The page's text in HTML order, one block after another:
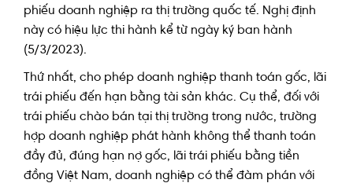
phiếu doanh nghiệp ra thị trường quốc tế. Nghị định
này có hiệu lực thi hành kể từ ngày ký ban hành
(5/3/2023).
Thứ nhất, cho phép doanh nghiệp thanh toán gốc, lãi
trái phiếu đến hạn bằng tài sản khác. Cụ thể, đối với
trái phiếu chào bán tại thị trường trong nước, trường
hợp doanh nghiệp phát hành không thể thanh toán
đầy đủ, đúng hạn nợ gốc, lãi trái phiếu bằng tiền
đồng Việt Nam, doanh nghiệp có thể đàm phán với